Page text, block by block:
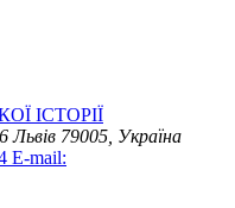
ІСТОРІЇ
Львів 79005, Україна
E-mail: